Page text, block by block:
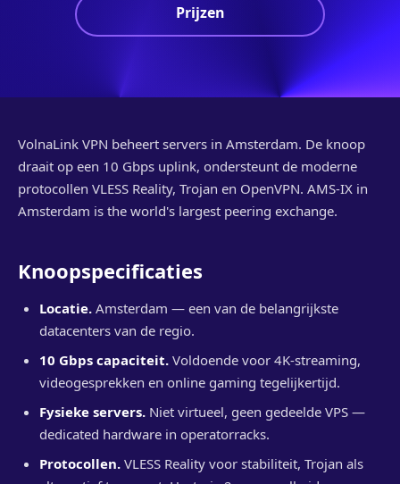
Prijzen
VolnaLink VPN beheert servers in Amsterdam. De knoop
draait op een 10 Gbps uplink, ondersteunt de moderne
protocollen VLESS Reality, Trojan en OpenVPN. AMS-IX in
Amsterdam is the world's largest peering exchange.
Knoopspecificaties
Locatie. Amsterdam — een van de belangrijkste
datacenters van de regio.
10 Gbps capaciteit. Voldoende voor 4K-streaming,
videogesprekken en online gaming tegelijkertijd.
Fysieke servers. Niet virtueel, geen gedeelde VPS —
dedicated hardware in operatorracks.
Protocollen. VLESS Reality voor stabiliteit, Trojan als